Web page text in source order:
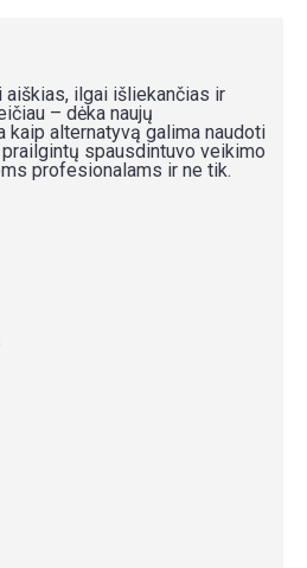
aiškias, ilgai išliekančias ir
– dėka naujų
kaip alternatyvą galima naudoti
spausdintuvo veikimo
profesionalams ir ne tik.